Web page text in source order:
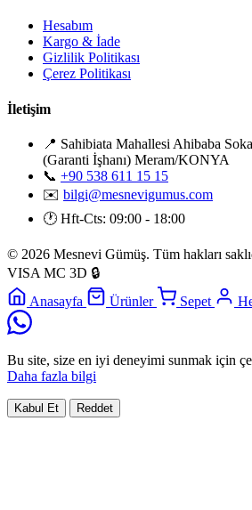
Hesabım
Kargo & İade
Gizlilik Politikası
Çerez Politikası
İletişim
📍 Sahibiata Mahallesi Ahibaba
(Garanti İşhanı) Meram/KONYA
📞 +90 538 611 15 15
✉️ bilgi@mesnevigumus.com
🕐 Hft-Cts: 09:00 - 18:00
© 2026 Mesnevi Gümüş. Tüm hakları
VISA MC 3D 🔒
Anasayfa
Ürünler Sepet
Bu site, size en iyi deneyimi sunmak için
Daha fazla bilgi
Kabul Et Reddet